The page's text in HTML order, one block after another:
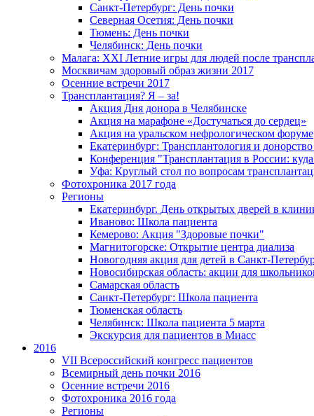
Санкт-Петербург: День почки
Северная Осетия: День почки
Тюмень: День почки
Челябинск: День почки
Малага: XXI Летние игры для людей после
Москвичам здоровый образ жизни 2017
Осенние встречи 2017
Трансплантация? Я – за!
Акция Дня донора в Челябинске
Акция на марафоне «Достучаться до сердец»
Акция на уральском нефрологическом форуме
Екатеринбург: Трансплантология и
Конференция "Трансплантация в России:
Уфа: Круглый стол по вопросам
Фотохроника 2017 года
Регионы
Екатеринбург. День открытых дверей в
Иваново: Школа пациента
Кемерово: Акция "Здоровые почки"
Магнитогорске: Открытие центра диализа
Новогодняя акция для детей в Санкт-
Новосибирская область: акции для
Самарская область
Санкт-Петербург: Школа пациента
Тюменская область
Челябинск: Школа пациента 5 марта
Экскурсия для пациентов в Миасс
2016
VII Всероссийский конгресс пациентов
Всемирный день почки 2016
Осенние встречи 2016
Фотохроника 2016 года
Регионы